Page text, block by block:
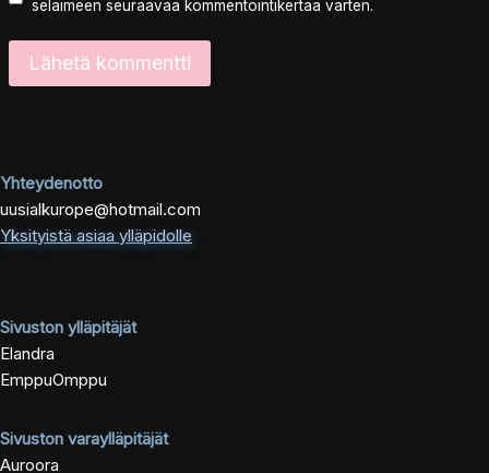
selaimeen seuraavaa kommentointikertaa varten.
Yhteydenotto
uusialkurope@hotmail.com
Yksityistä asiaa ylläpidolle
Sivuston ylläpitäjät
Elandra
EmppuOmppu
Sivuston varaylläpitäjät
Auroora